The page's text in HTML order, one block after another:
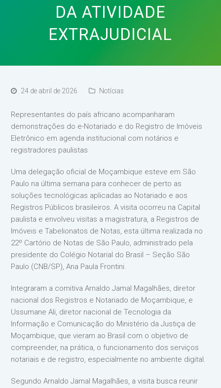
DA ATIVIDADE
EXTRAJUDICIAL
24 de abril de 2026 Notícias
Representantes do país africano acompanharam
demonstrações do e-Notariado e do Registro de Imóveis
Eletrônico em agenda institucional com notários e
registradores paulistas
Uma delegação oficial de Moçambique esteve em São
Paulo na última semana para conhecer de perto as
soluções tecnológicas aplicadas ao Notariado e aos
Registros Públicos brasileiros. A visita ocorreu na Capital
paulista e envolveu visitas a magistratura, a Registros de
Imóveis e Tabelionatos de Notas, esta última realizada no
22º Cartório de Notas de São Paulo, administrado pela
presidente do Colégio Notarial do Brasil – Seção São
Paulo (CNB/SP), Ana Paula Frontini.
Integraram a comitiva Arnaldo Jamal Magalhães, diretor
nacional dos Registros e Notariado de Moçambique, e
Ussumane Ali, diretor nacional de Tecnologia da
Informação e Comunicação do Ministério da Justiça de
Moçambique, que vieram ao Brasil com o objetivo de
compreender, na prática, o funcionamento dos serviços
notariais e de registro, especialmente no ambiente digital.
Segundo Arnaldo Jamal Magalhães, a visita busca reunir